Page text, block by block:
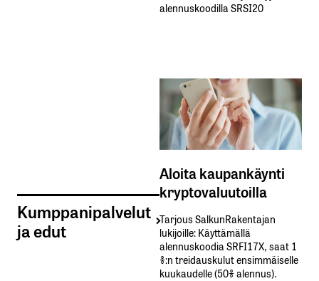
Kumppanipalvelut
ja edut
alennuskoodilla SRSI20
Aloita kaupankäynti
kryptovaluutoilla
Tarjous SalkunRakentajan
lukijoille: Käyttämällä​ ​
alennuskoodia​ ​SRFI17X,​ ​saat​ ​1
%:n treidauskulut​ ​ensimmäiselle​ ​
kuukaudelle​ ​(50%​ ​alennus).